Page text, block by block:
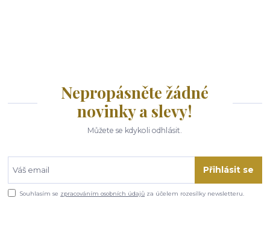
Nepropásněte žádné
novinky a slevy!
Můžete se kdykoli odhlásit.
Přihlásit se
Souhlasím se zpracováním osobních údajů za účelem rozesílky newsletteru.